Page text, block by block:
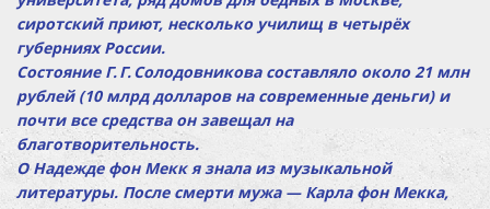
сиротский приют, несколько училищ в четырёх
губерниях России.
Состояние Г. Г. Солодовникова составляло около 21 млн
рублей (10 млрд долларов на современные деньги) и
почти все средства он завещал на
благотворительность.
О Надежде фон Мекк я знала из музыкальной
литературы. После смерти мужа — Карла фон Мекка,